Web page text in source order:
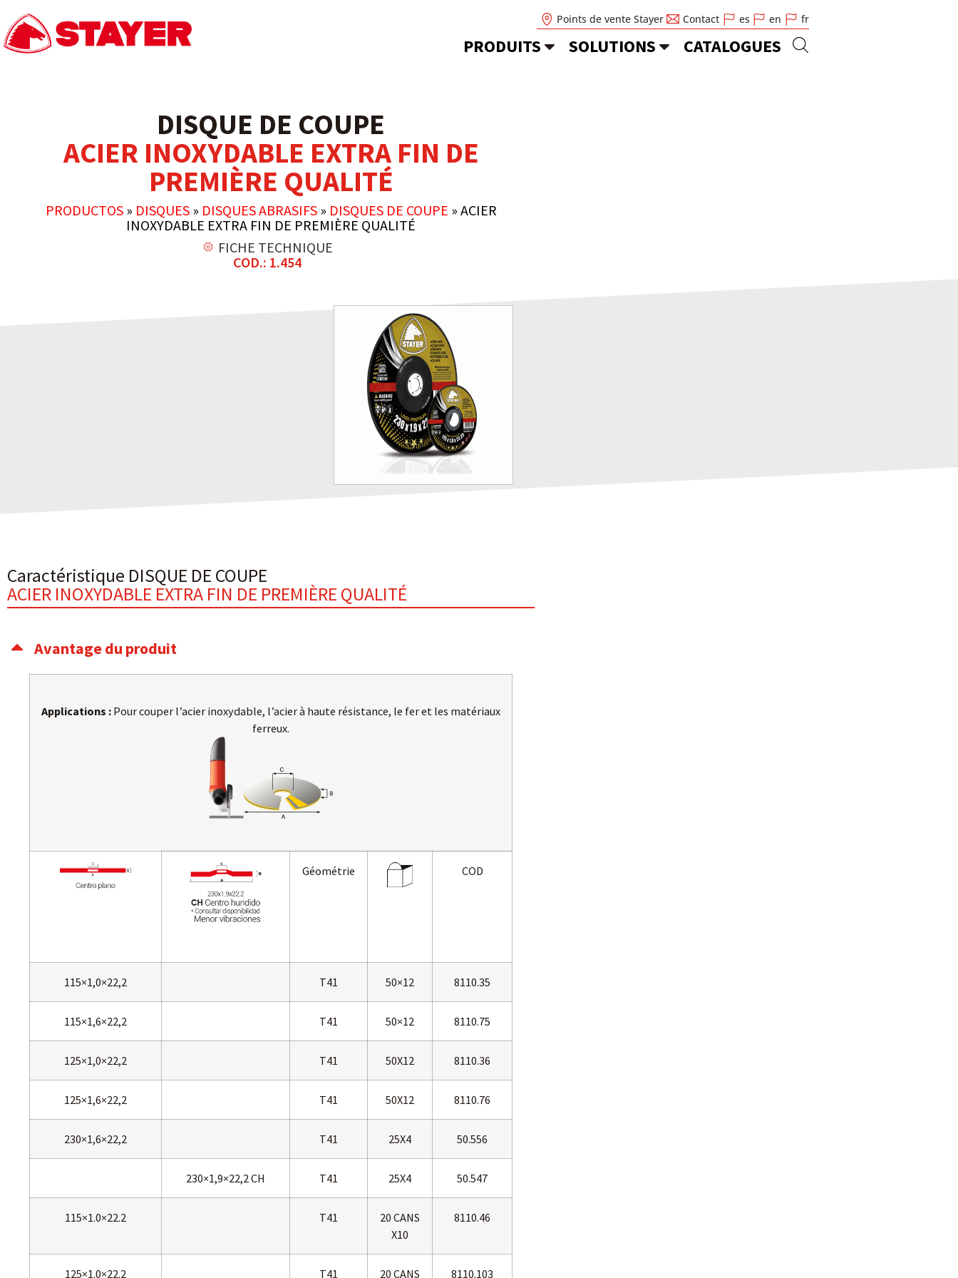
Points de vente Stayer Contact es en fr
PRODUITS SOLUTIONS CATALOGUES
DISQUE DE COUPE
ACIER INOXYDABLE EXTRA FIN DE
PREMIÈRE QUALITÉ
PRODUCTOS» DISQUES» DISQUES ABRASIFS» DISQUES DE COUPE » ACIER
INOXYDABLE EXTRA FIN DE PREMIÈRE QUALITÉ
FICHE TECHNIQUE
COD.: 1.454
Caractéristique DISQUE DE COUPE
ACIER INOXYDABLE EXTRA FIN DE PREMIÈRE QUALITÉ
Avantage du produit
Applications : Pour couper l’acier inoxydable, l’acier à haute résistance, le fer et les matériaux
ferreux.
Géométrie COD
115×1,0×22,2 T41 50×12 8110.35
115×1,6×22,2 T41 50×12 8110.75
125×1,0×22,2 T41 50X12 8110.36
125×1,6×22,2 T41 50X12 8110.76
230×1,6×22,2 T41 25X4 50.556
230×1,9×22,2 CH T41 25X4 50.547
115×1.0×22.2 T41
20 CANS
X10
8110.46
125×1.0×22.2 T41
20 CANS
8110.103